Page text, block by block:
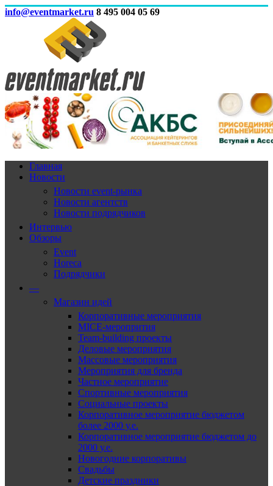
info@eventmarket.ru 8 495 004 05 69
Главная
Новости
Новости event-рынка
Новости агентств
Новости подрядчиков
Интервью
Обзоры
Event
Horeca
Подрядчики
—
Магазин идей
Корпоративные мероприятия
MICE-меропрития
Team-building проекты
Деловые мероприятия
Массовые мероприятия
Мероприятия для бренда
Частное мероприятие
Спортивные мероприятия
Социальные проекты
Корпоративное мероприятие бюджетом
более 2000 у.е.
Корпоративное мероприятие бюджетом до
2000 у.е.
Новогодние корпоративы
Свадьбы
Детские праздники